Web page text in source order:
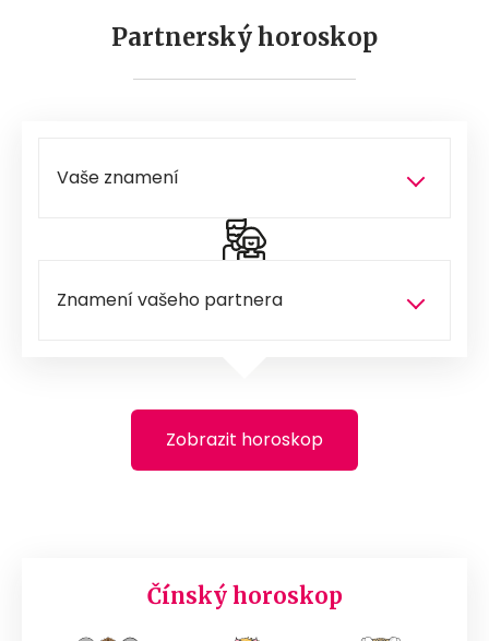
Partnerský horoskop
Zobrazit horoskop
Čínský horoskop